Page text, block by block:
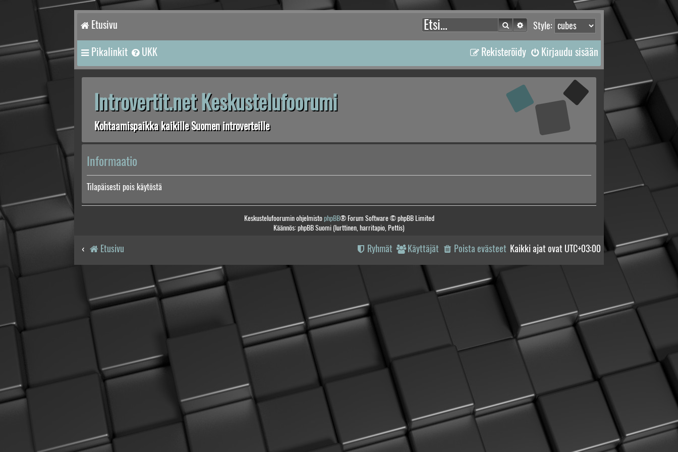
Etusivu Style:
Etsi Tarkennettu haku
Pikalinkit UKK Kirjaudu sisään
Rekisteröidy
Introvertit.net Keskustelufoorumi
Kohtaamispaikka kaikille Suomen introverteille
Informaatio
Tilapäisesti pois käytöstä
Keskustelufoorumin ohjelmistophpBB® Forum Software © phpBB Limited
Käännös: phpBB Suomi (lurttinen, harritapio, Pettis)
Etusivu Kaikki ajat ovat UTC+03:00
Poista evästeet
Käyttäjät
Ryhmät